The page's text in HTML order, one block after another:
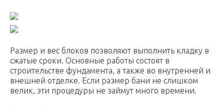
Размер и вес блоков позволяют выполнить кладку в
сжатые сроки. Основные работы состоят в
строительстве фундамента, а также во внутренней и
внешней отделке. Если размер бани не слишком
велик, эти процедуры не займут много времени.